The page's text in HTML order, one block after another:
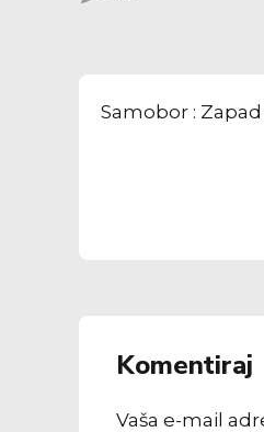
Samobor : Zapad
Komentiraj
Vaša e-mail